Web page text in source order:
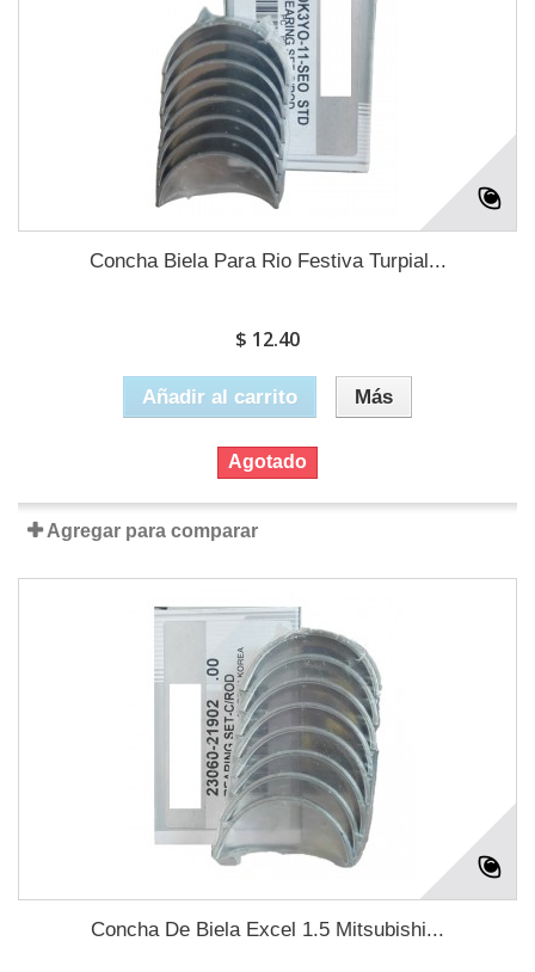
Concha Biela Para Rio Festiva Turpial...
$ 12.40
Añadir al carrito Más
Agotado
Agregar para comparar
Concha De Biela Excel 1.5 Mitsubishi...